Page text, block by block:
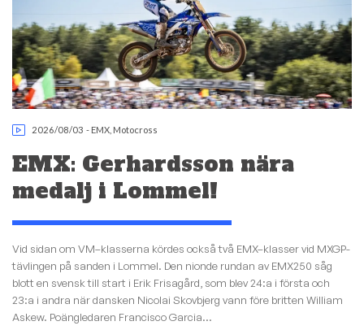
2026/08/03 - EMX Motocross
EMX: Gerhardsson nära
medalj i Lommel!
Vid sidan om VM–klasserna kördes också två EMX–klasser vid MXGP-
tävlingen på sanden i Lommel. Den nionde rundan av EMX250 såg
blott en svensk till start i Erik Frisagård, som blev 24:a i första och
23:a i andra när dansken Nicolai Skovbjerg vann före britten William
Askew. Poängledaren Francisco Garcia...